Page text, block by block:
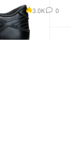
3.0K 0